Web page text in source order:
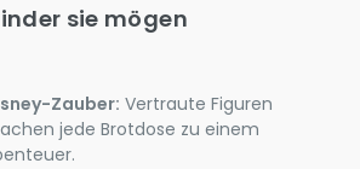
sie mögen
Zauber: Vertraute Figuren
jede Brotdose zu einem